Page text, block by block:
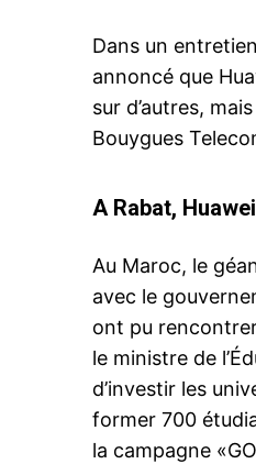
Dans un
annoncé que
sur d’autres,
Bouygues
A Rabat,
Au Maroc, le
avec le
ont pu
le ministre de
d’investir les
former 700
la campagne